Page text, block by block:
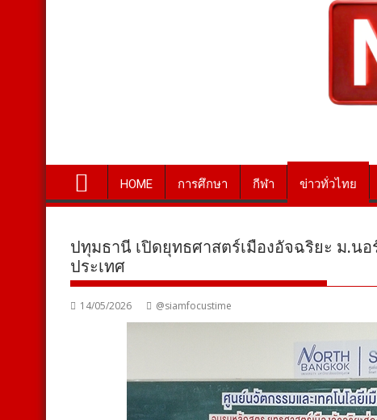
HOME การศึกษา กีฬา ข่าวทั่วไทย
ปทุมธานี เปิดยุทธศาสตร์เมืองอัจฉริยะ ม.น
ประเทศ
14/05/2026 @siamfocustime